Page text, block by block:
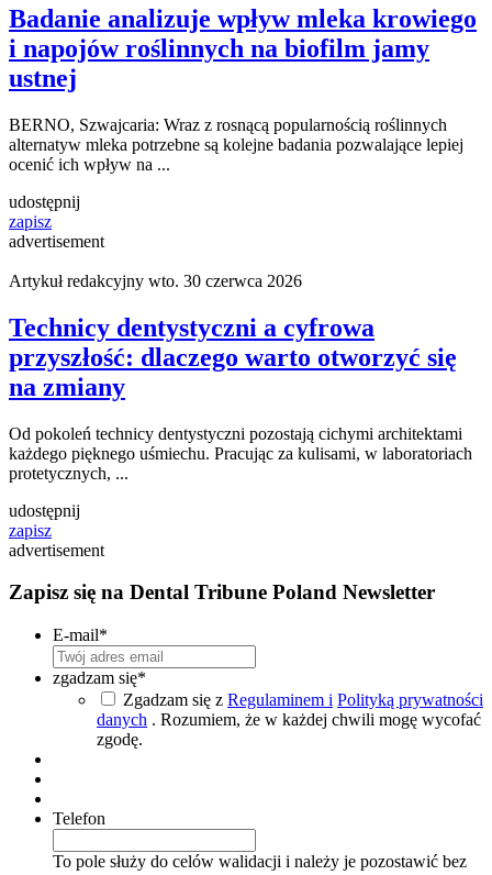
Badanie analizuje wpływ mleka krowiego
i napojów roślinnych na biofilm jamy
ustnej
BERNO, Szwajcaria: Wraz z rosnącą popularnością roślinnych
alternatyw mleka potrzebne są kolejne badania pozwalające lepiej
ocenić ich wpływ na ...
udostępnij
zapisz
advertisement
Artykuł redakcyjny wto. 30 czerwca 2026
Technicy dentystyczni a cyfrowa
przyszłość: dlaczego warto otworzyć się
na zmiany
Od pokoleń technicy dentystyczni pozostają cichymi architektami
każdego pięknego uśmiechu. Pracując za kulisami, w laboratoriach
protetycznych, ...
udostępnij
zapisz
advertisement
Zapisz się na Dental Tribune Poland Newsletter
E-mail*
zgadzam się*
Zgadzam się z Regulaminem i Polityką prywatności
danych . Rozumiem, że w każdej chwili mogę wycofać
zgodę.
Telefon
To pole służy do celów walidacji i należy je pozostawić bez